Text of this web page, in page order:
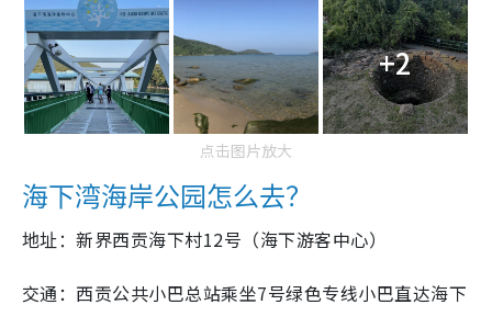
+2
点击图片放大
海下湾海岸公园怎么去？
地址：新界西贡海下村12号（海下游客中心）
交通：西贡公共小巴总站乘坐7号绿色专线小巴直达海下